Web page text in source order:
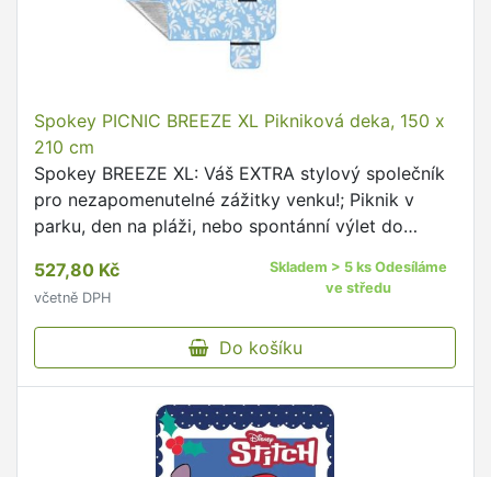
Spokey PICNIC BREEZE XL Pikniková deka, 150 x
210 cm
Spokey BREEZE XL: Váš EXTRA stylový společník
pro nezapomenutelné zážitky venku!; Piknik v
parku, den na pláži, nebo spontánní výlet do
527,80 Kč
včetně DPH
Skladem > 5 ks Odesíláme
ve středu
Do košíku